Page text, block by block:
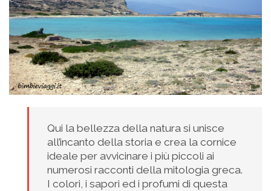
Qui la bellezza della natura si unisce
all’incanto della storia e crea la cornice
ideale per avvicinare i più piccoli ai
numerosi racconti della mitologia greca.
I colori, i sapori ed i profumi di questa